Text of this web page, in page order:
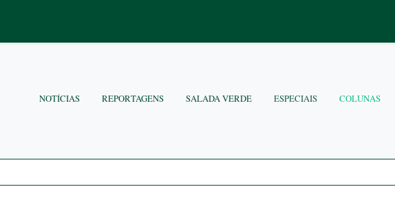
NOTÍCIAS REPORTAGENS SALADA VERDE ESPECIAIS COLUNAS